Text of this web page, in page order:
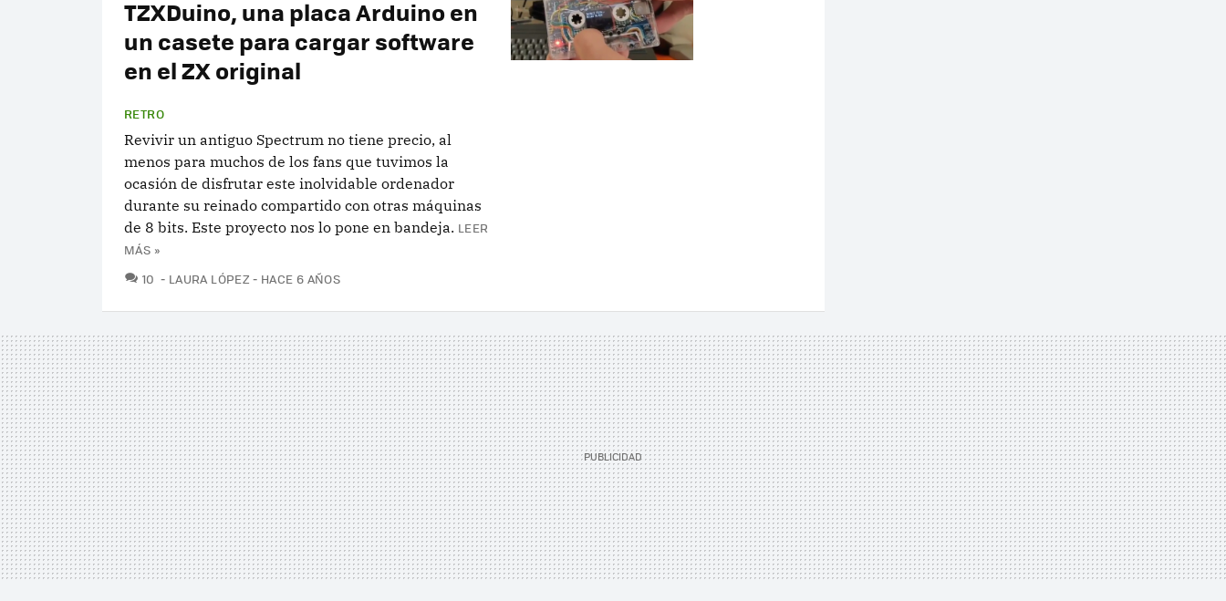
TZXDuino, una placa Arduino en
un casete para cargar software
en el ZX original
RETRO
Revivir un antiguo Spectrum no tiene precio, al
menos para muchos de los fans que tuvimos la
ocasión de disfrutar este inolvidable ordenador
durante su reinado compartido con otras máquinas
de 8 bits. Este proyecto nos lo pone en bandeja. LEER
MÁS »
10 COMENTARIOS
LAURA LÓPEZ HACE 6 AÑOS